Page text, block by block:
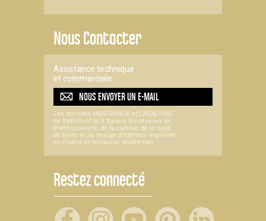
Nous Contacter
Assistance technique
et commerciale
NOUS ENVOYER UNE-MAIL
Les sociétés MSAFRANCE et CREALIGNE
ne travaillent qu'à travers les réseaux de
professionnels, de la cuisine, de la salle
de bains et du design d'intérieur, implantés
en France et territoires d’outre-mer.
Restez connecté